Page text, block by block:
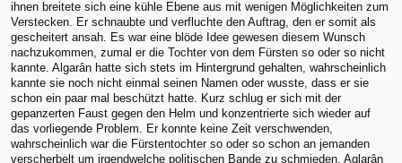
ihnen breitete sich eine kühle Ebene aus mit wenigen Möglichkeiten zum
Verstecken. Er schnaubte und verfluchte den Auftrag, den er somit als
gescheitert ansah. Es war eine blöde Idee gewesen diesem Wunsch
nachzukommen, zumal er die Tochter von dem Fürsten so oder so nicht
kannte. Algarân hatte sich stets im Hintergrund gehalten, wahrscheinlich
kannte sie noch nicht einmal seinen Namen oder wusste, dass er sie
schon ein paar mal beschützt hatte. Kurz schlug er sich mit der
gepanzerten Faust gegen den Helm und konzentrierte sich wieder auf
das vorliegende Problem. Er konnte keine Zeit verschwenden,
wahrscheinlich war die Fürstentochter so oder so schon an jemanden
verscherbelt um irgendwelche politischen Bande zu schmieden. Aglarân